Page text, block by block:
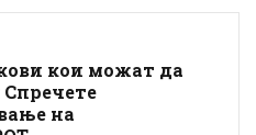
кои можат да
на